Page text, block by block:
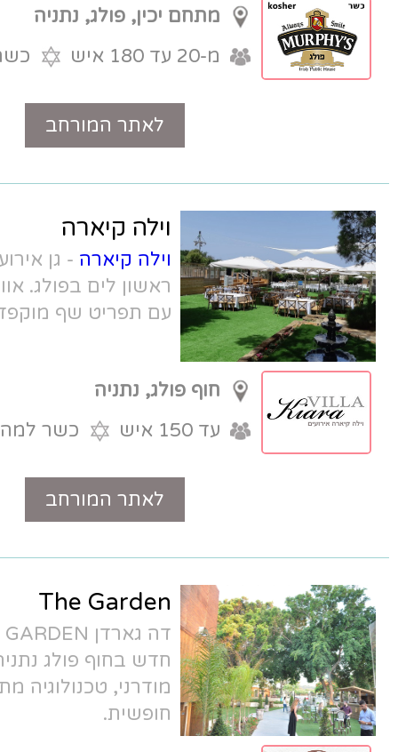
מתחם יכין, פולג, נתניה
כשר
טלפון
וילה קיארה
וילה קיארה- גן אירועים בוטיק וקסום, קו
ראשון לים בפולג. אווירה טבעית ומיוחדת
עם תפריט שף מוקפד.
כשר למהדרין
טלפון
The Garden
דה גארדן THE GARDEN - גן אירועים
חדש בחוף פולג נתניה. גינה ירוקה ואולם
מודרני, טכנולוגיה מתקדמת וחניה
חופשית.